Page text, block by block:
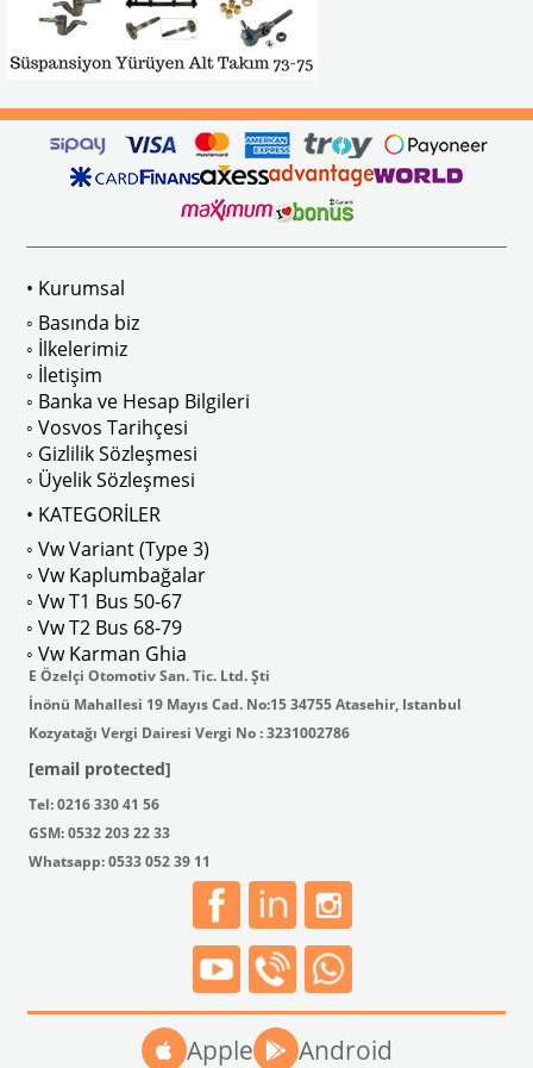
• Kurumsal
◦ Basında biz
◦ İlkelerimiz
◦ İletişim
◦ Banka ve Hesap Bilgileri
◦ Vosvos Tarihçesi
◦ Gizlilik Sözleşmesi
◦ Üyelik Sözleşmesi
• KATEGORİLER
◦ Vw Variant (Type 3)
◦ Vw Kaplumbağalar
◦ Vw T1 Bus 50-67
◦ Vw T2 Bus 68-79
◦ Vw Karman Ghia
E Özelçi Otomotiv San. Tic. Ltd. Şti
İnönü Mahallesi 19 Mayıs Cad. No:15 34755 Atasehir, Istanbul
Kozyatağı Vergi Dairesi Vergi No : 3231002786
[email protected]
Tel: 0216 330 41 56
GSM: 0532 203 22 33
Whatsapp: 0533 052 39 11
Apple Android